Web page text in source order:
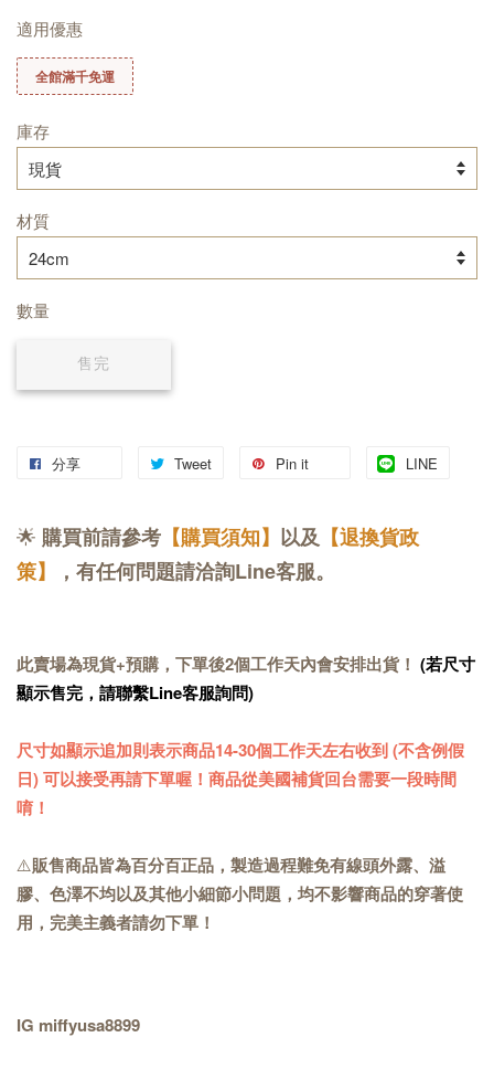
適用優惠
全館滿千免運
庫存
材質
數量
售完
分享 Tweet Pin it LINE
🌟 購買前請參考 【購買須知】 以及 【退換貨政
策】
，有任何問題請洽詢Line客服。
此賣場為現貨+預購，下單後2個工作天內會安排出貨！ (若尺寸
顯示售完，請聯繫Line客服詢問)
尺寸如顯示追加則表示商品14-30個工作天左右收到 (不含例假
日) 可以接受再請下單喔！商品從美國補貨回台需要一段時間
唷！
⚠️販售商品皆為百分百正品，製造過程難免有線頭外露、溢
膠、色澤不均以及其他小細節小問題，均不影響商品的穿著使
用，完美主義者請勿下單！
IG miffyusa8899